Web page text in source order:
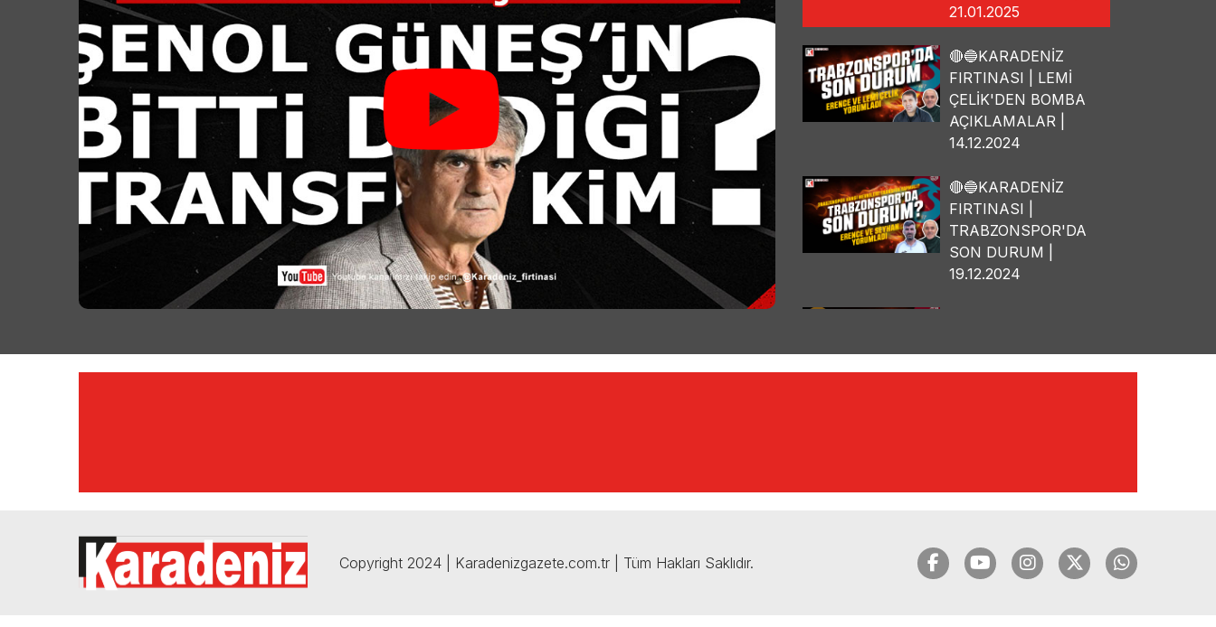
21.01.2025
🔴🔵KARADENİZ
FIRTINASI | LEMİ
ÇELİK'DEN BOMBA
AÇIKLAMALAR |
14.12.2024
🔴🔵KARADENİZ
FIRTINASI |
TRABZONSPOR'DA
SON DURUM |
19.12.2024
FIRTINASI | YILMAZ
06.12.2024
Copyright 2024 | Karadenizgazete.com.tr | Tüm Hakları Saklıdır.